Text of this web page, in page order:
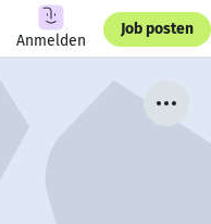
Anmelden
Job posten